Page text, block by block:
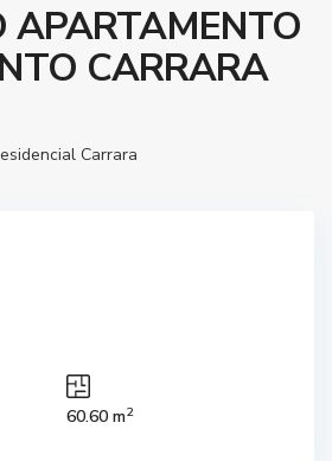
APARTAMENTO
CARRARA
Carrara
60.60 m2